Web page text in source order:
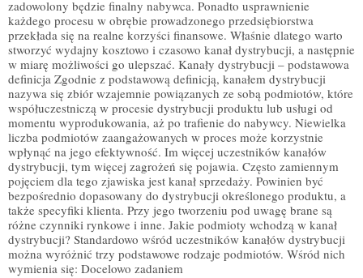
zadowolony będzie finalny nabywca. Ponadto usprawnienie
każdego procesu w obrębie prowadzonego przedsiębiorstwa
przekłada się na realne korzyści finansowe. Właśnie dlatego warto
stworzyć wydajny kosztowo i czasowo kanał dystrybucji, a następnie
w miarę możliwości go ulepszać. Kanały dystrybucji – podstawowa
definicja Zgodnie z podstawową definicją, kanałem dystrybucji
nazywa się zbiór wzajemnie powiązanych ze sobą podmiotów, które
współuczestniczą w procesie dystrybucji produktu lub usługi od
momentu wyprodukowania, aż po trafienie do nabywcy. Niewielka
liczba podmiotów zaangażowanych w proces może korzystnie
wpłynąć na jego efektywność. Im więcej uczestników kanałów
dystrybucji, tym więcej zagrożeń się pojawia. Często zamiennym
pojęciem dla tego zjawiska jest kanał sprzedaży. Powinien być
bezpośrednio dopasowany do dystrybucji określonego produktu, a
także specyfiki klienta. Przy jego tworzeniu pod uwagę brane są
różne czynniki rynkowe i inne. Jakie podmioty wchodzą w kanał
dystrybucji? Standardowo wśród uczestników kanałów dystrybucji
można wyróżnić trzy podstawowe rodzaje podmiotów. Wśród nich
wymienia się: Docelowo zadaniem